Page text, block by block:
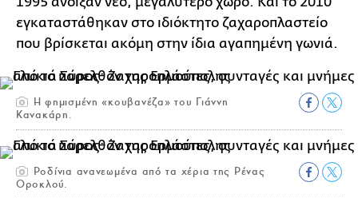
εγκαταστάθηκαν στο ιδιόκτητο ζαχαροπλαστείο
που βρίσκεται ακόμη στην ίδια αγαπημένη γωνιά.
Η φημισμένη «κουβανέζα» του Γιάννη
Κανακάρη.
Ροδίνια ανανεωμένα από τα χέρια της Ρένας
Οροκλού.